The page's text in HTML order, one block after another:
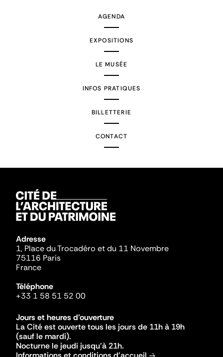
AGENDA
EXPOSITIONS
LE MUSÉE
INFOS PRATIQUES
BILLETTERIE
CONTACT
Adresse
1, Place du Trocadéro et du 11 Novembre
75116 Paris
France
Téléphone
+33 1 58 51 52 00
Jours et heures d'ouverture
La Cité est ouverte tous les jours de 11h à 19h
(sauf le mardi).
Nocturne le jeudi jusqu'à 21h.